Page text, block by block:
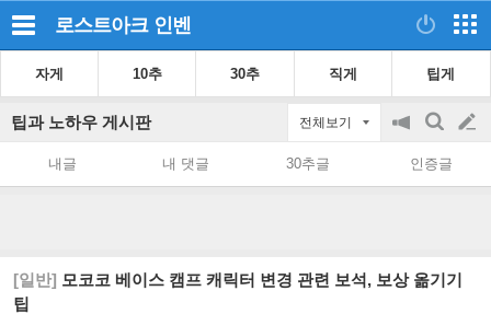
로스트아크 인벤
자게 10추 30추 직게 팁게
팁과 노하우 게시판 전체보기
공
on/off
검
색
글
쓰
내글 내 댓글 30추글 인증글
[일반] 모코코 베이스 캠프 캐릭터 변경 관련 보석, 보상 옮기기
팁